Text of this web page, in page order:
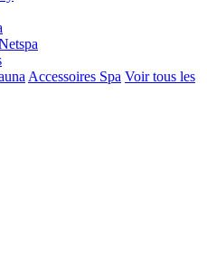
Accessoires Spa Voir tous les